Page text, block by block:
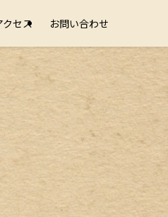
クセス お問い合わせ